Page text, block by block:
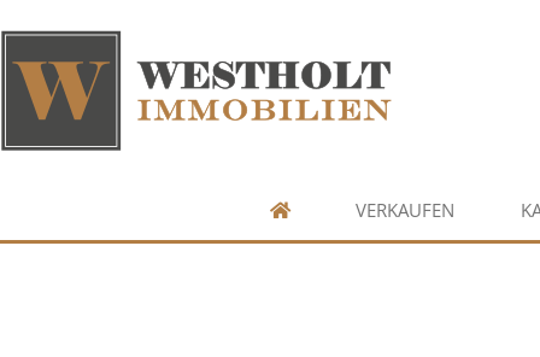
VERKAUFEN